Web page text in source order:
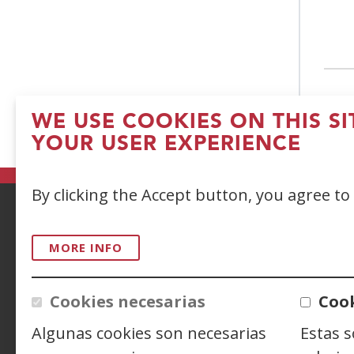
WE USE COOKIES ON THIS
YOUR USER EXPERIENCE
By clicking the Accept button, you agree
MORE INFO
Cookies necesarias
Algunas cookies son necesarias
Estas
ACCESIBILIDAD
CONTACTO
Siguenos en: Facebook
(Open
Twitter
(Open